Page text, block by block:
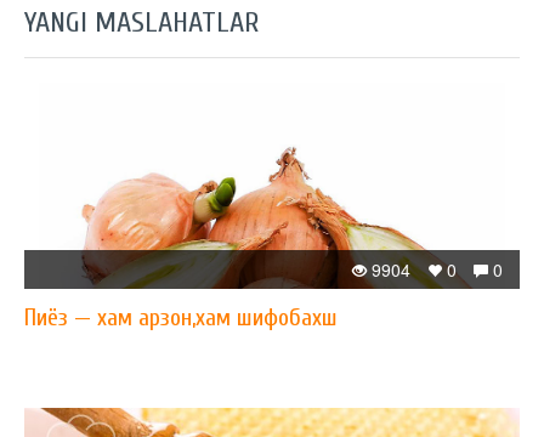
YANGI MASLAHATLAR
0
0
9904
Пиёз — xам арзон,xам шифобахш